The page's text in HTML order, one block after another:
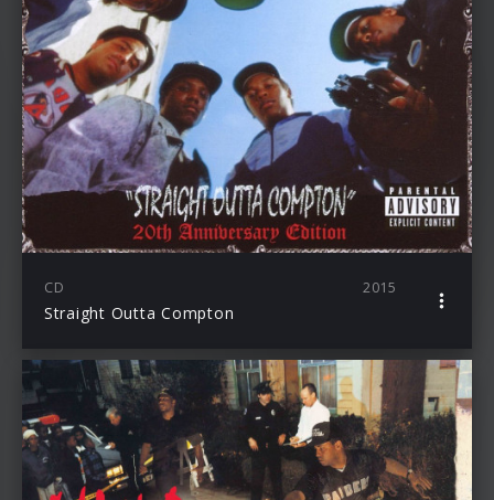
CD 2015
Straight Outta Compton